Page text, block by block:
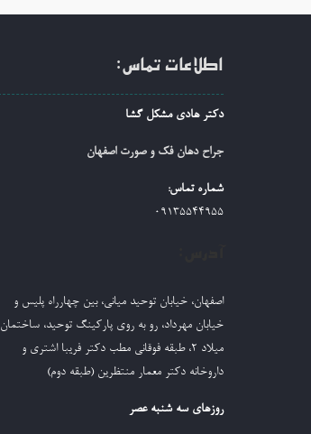
اطلاعات تماس:
دکتر هادی مشکل گشا
جراح دهان فک و صورت اصفهان
شماره تماس:
09135544955
اصفهان، خیابان توحید میانی، بین چهارراه پلیس و
خیابان مهرداد، رو به روی پارکینگ توحید، ساختمان
میلاد ٢، طبقه فوقانی مطب دکتر فریبا اشتری و
داروخانه دکتر معمار منتظرین (طبقه دوم)
روزهای سه شنبه عصر